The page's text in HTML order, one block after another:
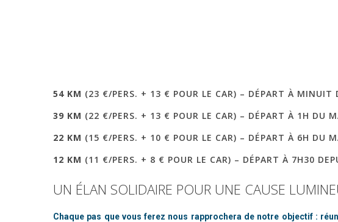
54 KM (23 €/PERS. + 13 € POUR LE CAR) – DÉPART À MINUIT
39 KM (22 €/PERS. + 13 € POUR LE CAR) – DÉPART À 1H DU
22 KM (15 €/PERS. + 10 € POUR LE CAR) – DÉPART À 6H DU
12 KM (11 €/PERS. + 8 € POUR LE CAR) – DÉPART À 7H30
UN ÉLAN SOLIDAIRE POUR UNE CAUSE
Chaque pas que vous ferez nous rapprochera de notre objectif :